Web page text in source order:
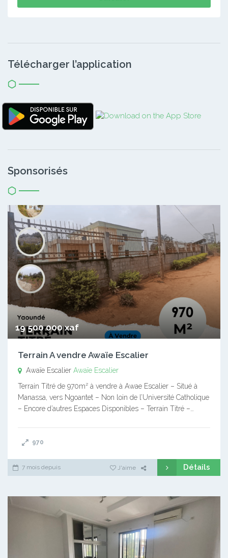
Télécharger l’application
Sponsorisés
19 500 000 xaf
Terrain A vendre Awaïe Escalier
Awaïe Escalier Awaïe Escalier
Terrain Titré de 970m² à vendre à Awae Escalier – Situé à
Manassa, vers Ngoantet – Non loin de l’Université Catholique
– Encore d’autres Espaces Disponibles – Terrain Titré –…
970
7 mois depuis J'aime Détails